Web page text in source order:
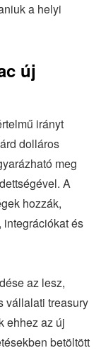
a helyi
új
irányt
dolláros
meg
A
hozzák,
és
az lesz,
vállalati treasury
ehhez az új
betöltött